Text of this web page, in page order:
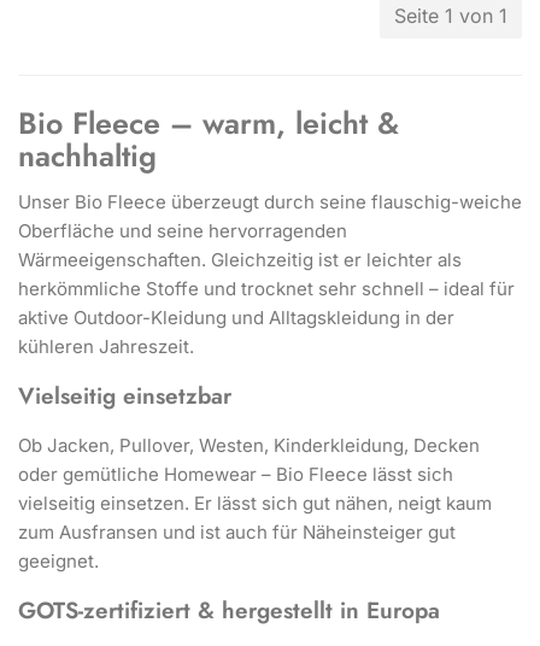
Seite 1 von 1
Bio Fleece – warm, leicht &
nachhaltig
Unser Bio Fleece überzeugt durch seine flauschig-weiche
Oberfläche und seine hervorragenden
Wärmeeigenschaften. Gleichzeitig ist er leichter als
herkömmliche Stoffe und trocknet sehr schnell – ideal für
aktive Outdoor-Kleidung und Alltagskleidung in der
kühleren Jahreszeit.
Vielseitig einsetzbar
Ob Jacken, Pullover, Westen, Kinderkleidung, Decken
oder gemütliche Homewear – Bio Fleece lässt sich
vielseitig einsetzen. Er lässt sich gut nähen, neigt kaum
zum Ausfransen und ist auch für Näheinsteiger gut
geeignet.
GOTS-zertifiziert & hergestellt in Europa